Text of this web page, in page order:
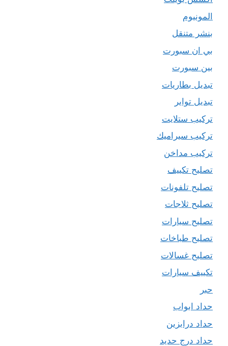
المونيوم
بنشر متنقل
بي ان سبورت
بين سبورت
تبديل بطاريات
تبديل تواير
تركيب ستلايت
تركيب سيراميك
تركيب مداخن
تصليح تكييف
تصليح تلفونات
تصليح ثلاجات
تصليح سيارات
تصليح طباخات
تصليح غسالات
تكييف سيارات
حبر
حداد ابواب
حداد درابزين
حداد درج حديد